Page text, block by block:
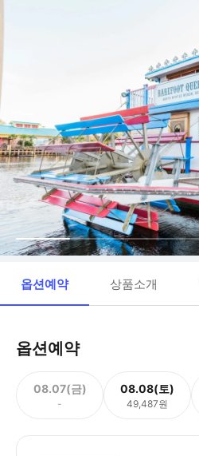
옵션예약 상품소개
옵션예약
08.07(금)
-
08.08(토)
49,487원